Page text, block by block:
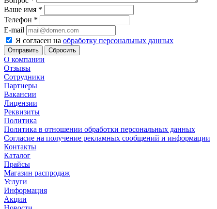
Ваше имя *
Телефон *
E-mail
Я согласен на обработку персональных данных
Сбросить
О компании
Отзывы
Сотрудники
Партнеры
Вакансии
Лицензии
Реквизиты
Политика
Политика в отношении обработки персональных данных
Согласие на получение рекламных сообщений и информации
Контакты
Каталог
Прайсы
Магазин распродаж
Услуги
Информация
Акции